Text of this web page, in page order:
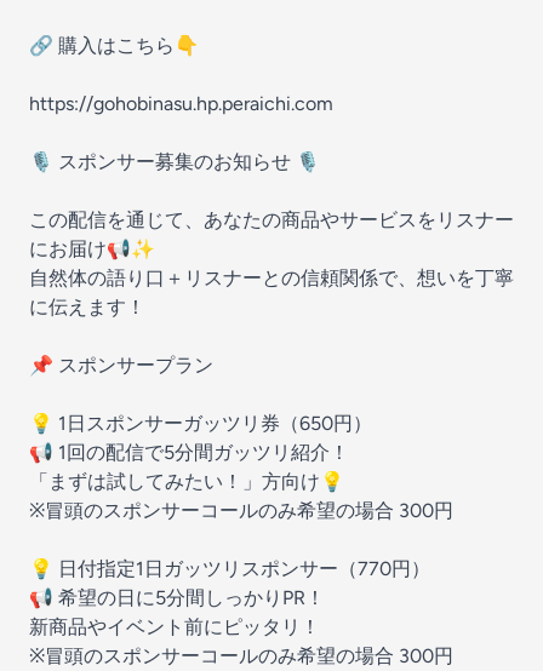
🔗 購入はこちら👇
https://gohobinasu.hp.peraichi.com
🎙️ スポンサー募集のお知らせ 🎙️
この配信を通じて、あなたの商品やサービスをリスナー
にお届け📢✨
自然体の語り口＋リスナーとの信頼関係で、想いを丁寧
に伝えます！
📌 スポンサープラン
💡 1日スポンサーガッツリ券（650円）
📢 1回の配信で5分間ガッツリ紹介！
「まずは試してみたい！」方向け💡
※冒頭のスポンサーコールのみ希望の場合 300円
💡 日付指定1日ガッツリスポンサー（770円）
📢 希望の日に5分間しっかりPR！
新商品やイベント前にピッタリ！
※冒頭のスポンサーコールのみ希望の場合 300円